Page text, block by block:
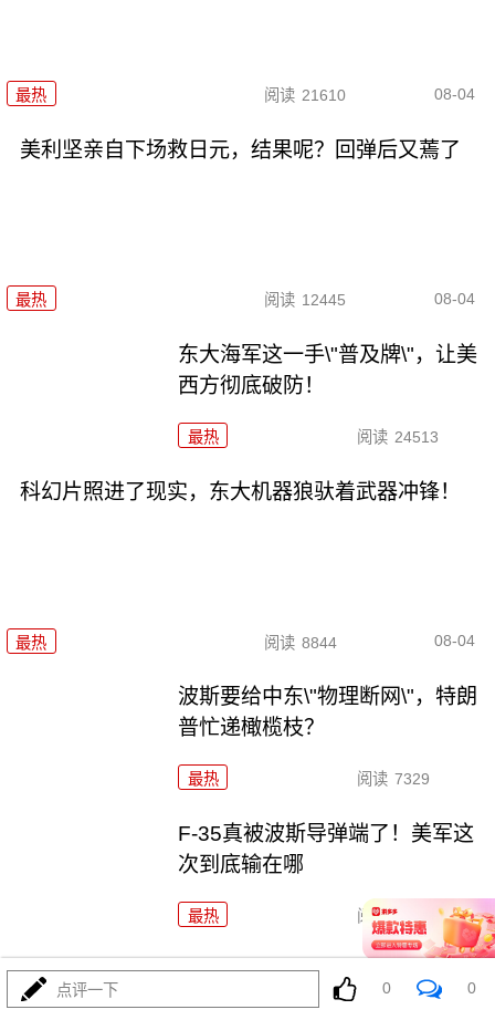
最热 阅读 21610 08-04
美利坚亲自下场救日元，结果呢？回弹后又蔫了
最热 阅读 12445 08-04
东大海军这一手\"普及牌\"，让美
西方彻底破防！
最热 阅读 24513
科幻片照进了现实，东大机器狼驮着武器冲锋！
最热 阅读 8844 08-04
波斯要给中东\"物理断网\"，特朗
普忙递橄榄枝？
最热 阅读 7329
F-35真被波斯导弹端了！美军这
次到底输在哪
最热 阅读 7119
马、特和好，美中期选举这盘大棋，水有多深？
点评一下 0 0